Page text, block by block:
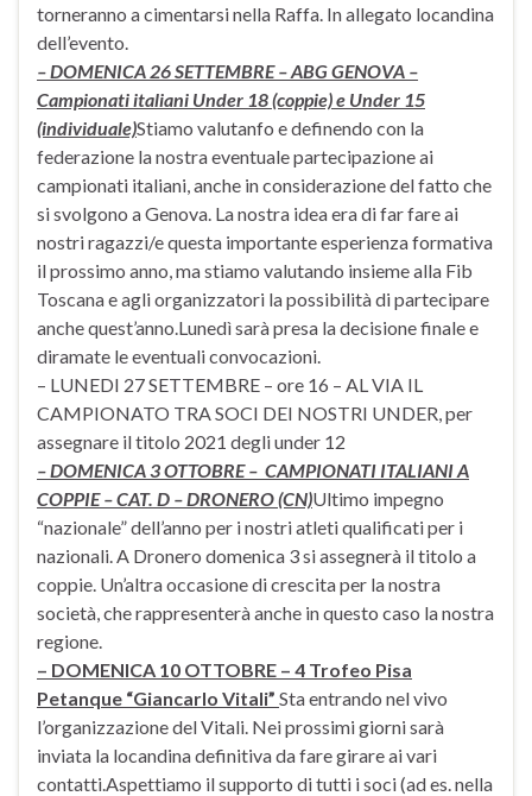
torneranno a cimentarsi nella Raffa. In allegato locandina
dell’evento.
– DOMENICA 26 SETTEMBRE – ABG GENOVA –
Campionati italiani Under 18 (coppie) e Under 15
(individuale)Stiamo valutanfo e definendo con la
federazione la nostra eventuale partecipazione ai
campionati italiani, anche in considerazione del fatto che
si svolgono a Genova. La nostra idea era di far fare ai
nostri ragazzi/e questa importante esperienza formativa
il prossimo anno, ma stiamo valutando insieme alla Fib
Toscana e agli organizzatori la possibilità di partecipare
anche quest’anno.Lunedì sarà presa la decisione finale e
diramate le eventuali convocazioni.
– LUNEDI 27 SETTEMBRE – ore 16 – AL VIA IL
CAMPIONATO TRA SOCI DEI NOSTRI UNDER, per
assegnare il titolo 2021 degli under 12
– DOMENICA 3 OTTOBRE – CAMPIONATI ITALIANI A
COPPIE – CAT. D – DRONERO (CN)Ultimo impegno
“nazionale” dell’anno per i nostri atleti qualificati per i
nazionali. A Dronero domenica 3 si assegnerà il titolo a
coppie. Un’altra occasione di crescita per la nostra
società, che rappresenterà anche in questo caso la nostra
regione.
– DOMENICA 10 OTTOBRE – 4 Trofeo Pisa
Petanque “Giancarlo Vitali” Sta entrando nel vivo
l’organizzazione del Vitali. Nei prossimi giorni sarà
inviata la locandina definitiva da fare girare ai vari
contatti.Aspettiamo il supporto di tutti i soci (ad es. nella